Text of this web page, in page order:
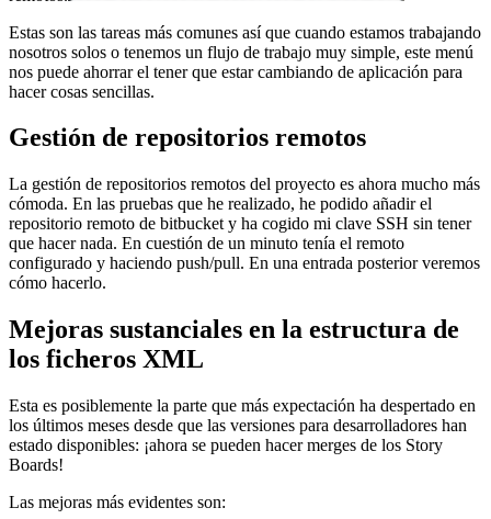
Estas son las tareas más comunes así que cuando estamos trabajando
nosotros solos o tenemos un flujo de trabajo muy simple, este menú
nos puede ahorrar el tener que estar cambiando de aplicación para
hacer cosas sencillas.
Gestión de repositorios remotos
La gestión de repositorios remotos del proyecto es ahora mucho más
cómoda. En las pruebas que he realizado, he podido añadir el
repositorio remoto de bitbucket y ha cogido mi clave SSH sin tener
que hacer nada. En cuestión de un minuto tenía el remoto
configurado y haciendo push/pull. En una entrada posterior veremos
cómo hacerlo.
Mejoras sustanciales en la estructura de
los ficheros XML
Esta es posiblemente la parte que más expectación ha despertado en
los últimos meses desde que las versiones para desarrolladores han
estado disponibles: ¡ahora se pueden hacer merges de los Story
Boards!
Las mejoras más evidentes son: